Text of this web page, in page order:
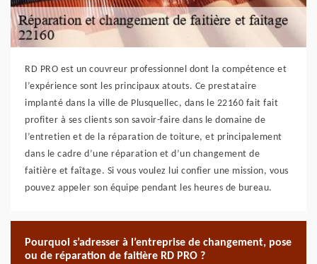
RD PRO est un couvreur professionnel dont la compétence et
l’expérience sont les principaux atouts. Ce prestataire
implanté dans la ville de Plusquellec, dans le 22160 fait fait
profiter à ses clients son savoir-faire dans le domaine de
l’entretien et de la réparation de toiture, et principalement
dans le cadre d’une réparation et d’un changement de
faitière et faîtage. Si vous voulez lui confier une mission, vous
pouvez appeler son équipe pendant les heures de bureau.
Pourquoi s’adresser à l’entreprise de changement, pose
ou de réparation de faitière RD PRO ?